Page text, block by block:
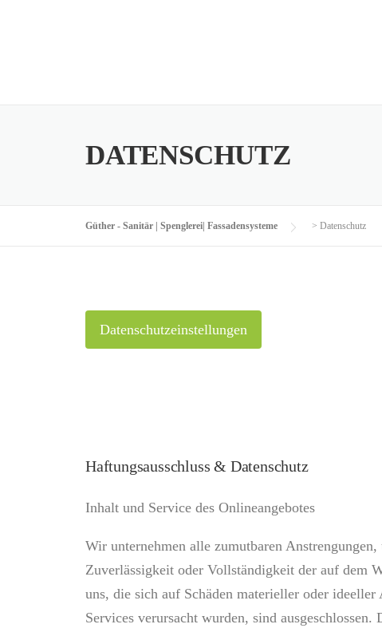
DATENSCHUTZ
Güther - Sanitär | Spenglerei| Fassadensysteme > Datenschutz
Datenschutzeinstellungen
Haftungsausschluss & Datenschutz
Inhalt und Service des Onlineangebotes
Wir unternehmen alle zumutbaren
Zuverlässigkeit oder Vollständigkeit der auf dem
uns, die sich auf Schäden materieller oder
Services verursacht wurden, sind